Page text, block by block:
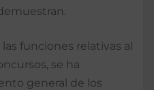
funciones relativas al
se ha
general de los